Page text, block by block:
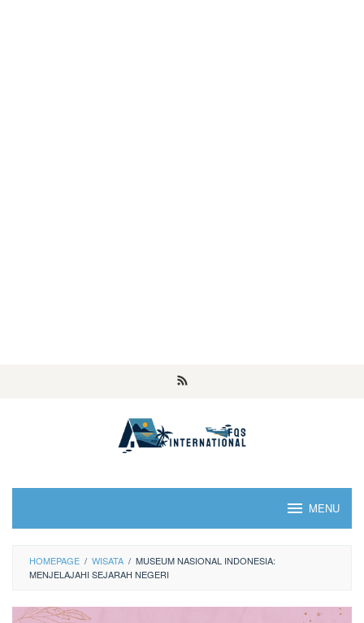
MENU
HOMEPAGE / WISATA / MUSEUM NASIONAL INDONESIA:
MENJELAJAHI SEJARAH NEGERI